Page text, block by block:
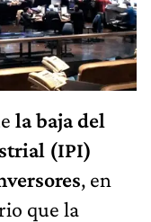
la baja del
(IPI)
, en
que la